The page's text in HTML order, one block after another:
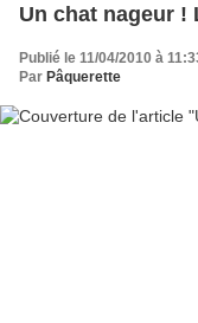
Un chat nageur !
Publié le 11/04/2010 à
Par Pâquerette